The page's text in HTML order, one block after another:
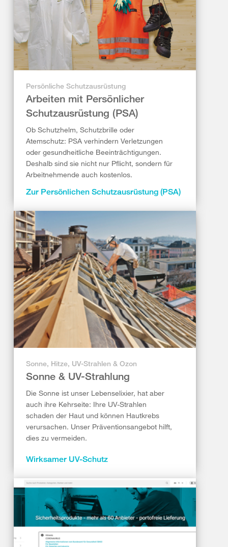
Persönliche Schutzausrüstung
Arbeiten mit Persönlicher
Schutzausrüstung (PSA)
Ob Schutzhelm, Schutzbrille oder
Atemschutz: PSA verhindern Verletzungen
oder gesundheitliche Beeinträchtigungen.
Deshalb sind sie nicht nur Pflicht, sondern für
Arbeitnehmende auch kostenlos.
Zur Persönlichen Schutzausrüstung (PSA)
Sonne, Hitze, UV-Strahlen & Ozon
Sonne & UV-Strahlung
Die Sonne ist unser Lebenselixier, hat aber
auch ihre Kehrseite: Ihre UV-Strahlen
schaden der Haut und können Hautkrebs
verursachen. Unser Präventionsangebot hilft,
dies zu vermeiden.
Wirksamer UV-Schutz